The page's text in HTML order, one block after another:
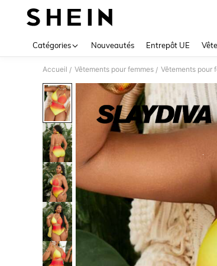
Catégories Nouveautés Entrepôt UE
Accueil / Vêtements pour femmes / Vêtements pour